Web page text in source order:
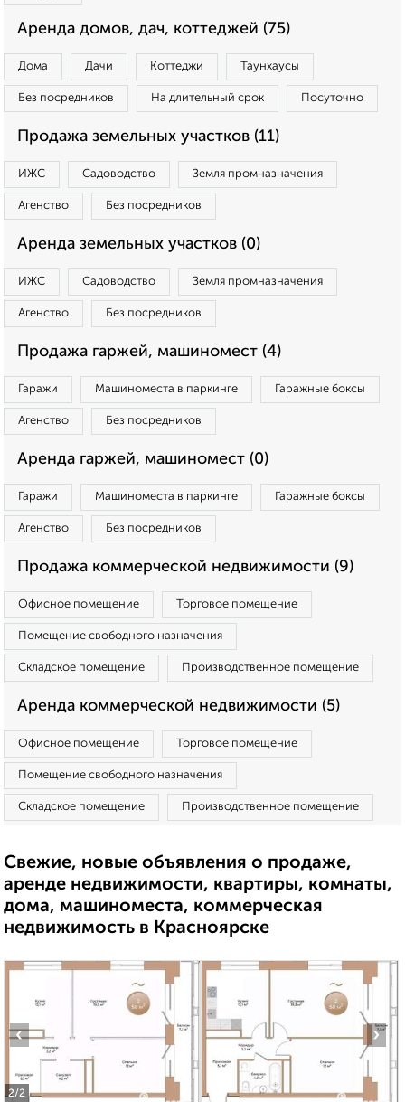
Аренда домов, дач, коттеджей (75)
Дома Дачи Коттеджи Таунхаусы
Без посредников На длительный срок Посуточно
Продажа земельных участков (11)
ИЖС Садоводство Земля промназначения
Агенство Без посредников
Аренда земельных участков (0)
ИЖС Садоводство Земля промназначения
Агенство Без посредников
Продажа гаржей, машиномест (4)
Гаражи Машиноместа в паркинге Гаражные боксы
Агенство Без посредников
Аренда гаржей, машиномест (0)
Гаражи Машиноместа в паркинге Гаражные боксы
Агенство Без посредников
Продажа коммерческой недвижимости (9)
Офисное помещение Торговое помещение
Помещение свободного назначения
Складское помещение Производственное помещение
Аренда коммерческой недвижимости (5)
Офисное помещение Торговое помещение
Помещение свободного назначения
Складское помещение Производственное помещение
Свежие, новые объявления о продаже,
аренде недвижимости, квартиры, комнаты,
дома, машиноместа, коммерческая
недвижимость в Красноярске
2/2
‹ ›